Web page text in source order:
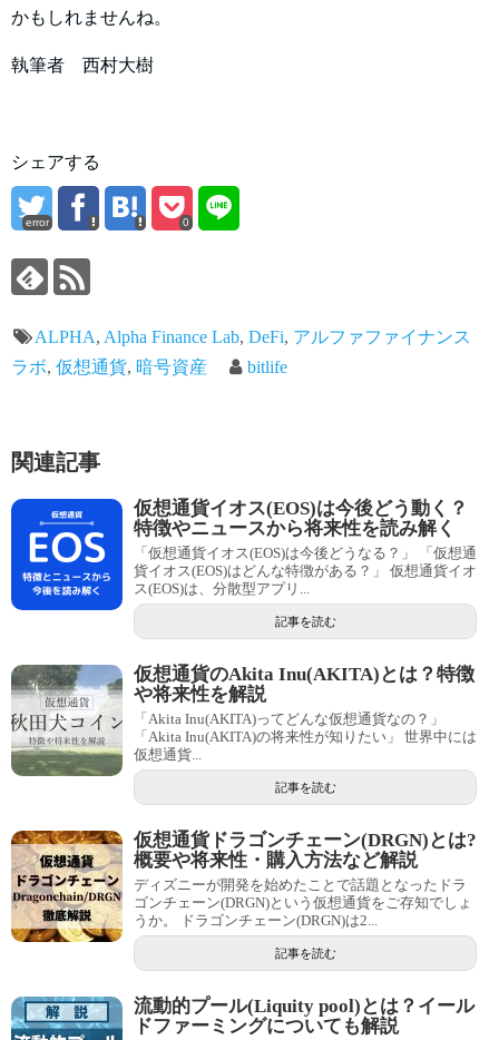
かもしれませんね。
執筆者 西村大樹
シェアする
error 0
ALPHA, Alpha Finance Lab, DeFi, アルファファイナンス
ラボ, 仮想通貨, 暗号資産 bitlife
関連記事
仮想通貨イオス(EOS)は今後どう動く？
特徴やニュースから将来性を読み解く
「仮想通貨イオス(EOS)は今後どうなる？」 「仮想通
貨イオス(EOS)はどんな特徴がある？」 仮想通貨イオ
ス(EOS)は、分散型アプリ...
記事を読む
仮想通貨のAkita Inu(AKITA)とは？特徴
や将来性を解説
「Akita Inu(AKITA)ってどんな仮想通貨なの？」
「Akita Inu(AKITA)の将来性が知りたい」 世界中には
仮想通貨...
記事を読む
仮想通貨ドラゴンチェーン(DRGN)とは?
概要や将来性・購入方法など解説
ディズニーが開発を始めたことで話題となったドラ
ゴンチェーン(DRGN)という仮想通貨をご存知でしょ
うか。 ドラゴンチェーン(DRGN)は2...
記事を読む
流動的プール(Liquity pool)とは？イール
ドファーミングについても解説